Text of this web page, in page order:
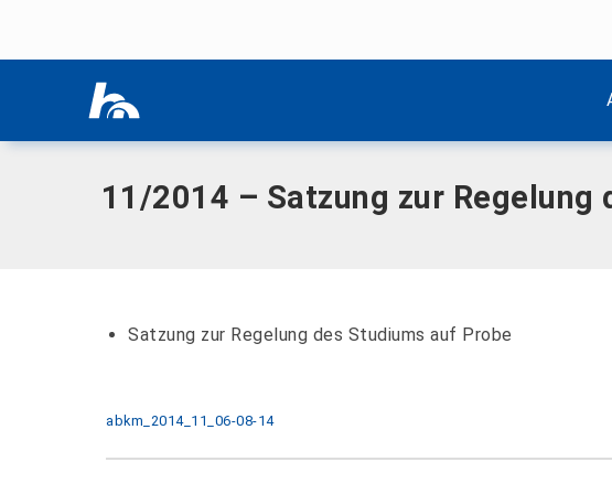
Home|Dokumente|11/2014 – Satzung zur Regelung des Studiums auf
11/2014 – Satzung zur Regelung
Satzung zur Regelung des Studiums auf Probe
abkm_2014_11_06-08-14